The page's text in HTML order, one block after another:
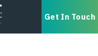
Get In Touch